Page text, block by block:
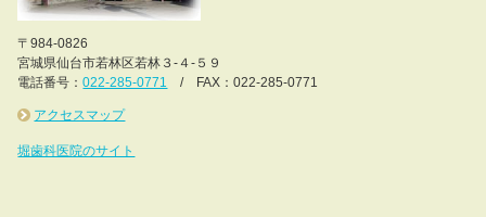
〒984-0826
宮城県仙台市若林区若林３-４-５９
電話番号：022-285-0771 / FAX：022-285-0771
アクセスマップ
堀歯科医院のサイト